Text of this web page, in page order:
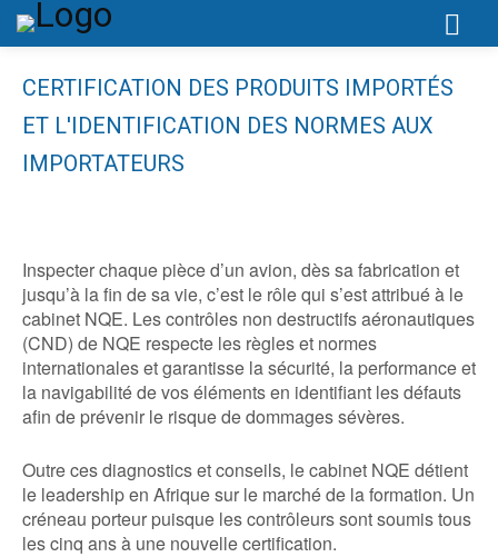
CERTIFICATION DES PRODUITS IMPORTÉS
ET L'IDENTIFICATION DES NORMES AUX
IMPORTATEURS
Inspecter chaque pièce d’un avion, dès sa fabrication et
jusqu’à la fin de sa vie, c’est le rôle qui s’est attribué à le
cabinet NQE. Les contrôles non destructifs aéronautiques
(CND) de NQE respecte les règles et normes
internationales et garantisse la sécurité, la performance et
la navigabilité de vos éléments en identifiant les défauts
afin de prévenir le risque de dommages sévères.
Outre ces diagnostics et conseils, le cabinet NQE détient
le leadership en Afrique sur le marché de la formation. Un
créneau porteur puisque les contrôleurs sont soumis tous
les cinq ans à une nouvelle certification.